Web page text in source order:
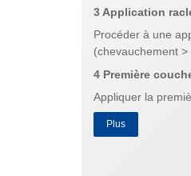
3 Application
Procéder à une
(chevauchement >
4 Première
Appliquer la
Plus